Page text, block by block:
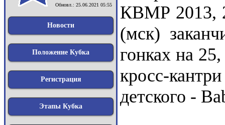
Обновл.: 25.06.2021 05:55
Новости
Положение Кубка
Регистрация
Этапы Кубка
КВМР 2013,
(мск)
гонках на
кросс-
детского -